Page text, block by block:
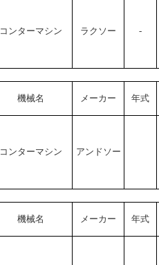
コンターマシン ラクソー -
機械名 メーカー 年式
コンターマシン アンドソー
機械名 メーカー 年式